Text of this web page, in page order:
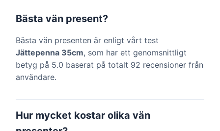
Bästa vän present?
Bästa vän presenten är enligt vårt test
Jättepenna 35cm, som har ett genomsnittligt
betyg på 5.0 baserat på totalt 92 recensioner från
användare.
Hur mycket kostar olika vän